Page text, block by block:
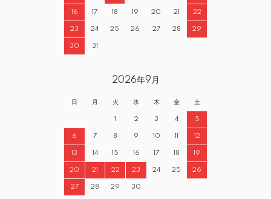
16 17 18 19 20 21 22
23 24 25 26 27 28 29
30 31
2026年9月
日 月 火 水 木 金 土
2 3 4 5
6 7 8 9 10 12
13 14 15 16 17 18 19
20 21 22 23 24 25 26
27 28 29 30